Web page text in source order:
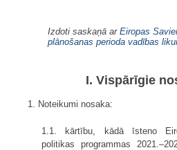
Izdoti saskaņā ar Eiropas
plānošanas perioda vadības
I. Vispārīgie
1. Noteikumi nosaka:
1.1. kārtību, kādā īsteno
politikas programmas